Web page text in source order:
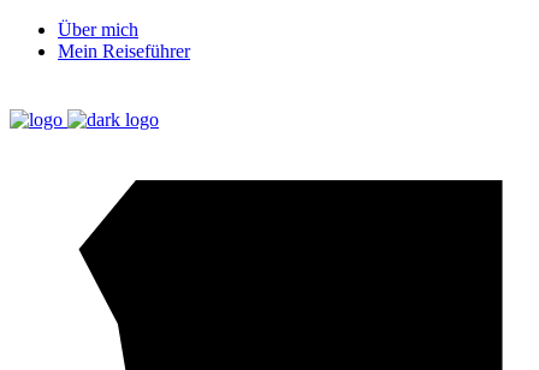
Über mich
Mein Reiseführer